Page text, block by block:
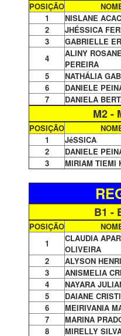
POSIÇÃO
1
NISLANE
2
JHÉSSICA
3
GABRIELLE
4
ALINY
PEREIRA
5
NATHÁLIA
6
DANIELE
7
DANIELA
M2 -
POSIÇÃO
1
JéSSICA
2
DANIELE
3
MIRIAM TIEMI
B1 -
POSIÇÃO
1
CLAUDIA
OLIVEIRA
2
ALYSON
3
ANISMELIA
4
NAYARA
5
DAIANE
6
MEIRIVANIA
7
MARINA
8
MIRELLY